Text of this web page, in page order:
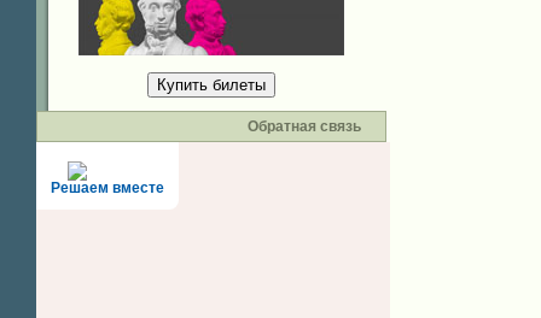
Купить билеты
Обратная связь
Решаем вместе